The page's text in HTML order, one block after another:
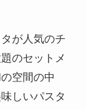
が人気のチ
のセットメ
空間の中
しいパスタ